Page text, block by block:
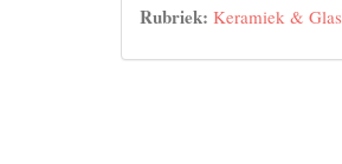
Rubriek: Keramiek & Glas